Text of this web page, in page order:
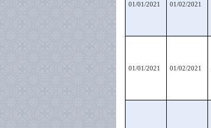
01/01/2021 01/02/2021
01/01/2021 01/02/2021